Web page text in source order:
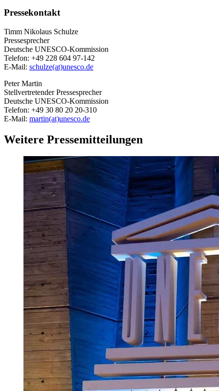
Pressekontakt
Timm Nikolaus Schulze
Pressesprecher
Deutsche UNESCO-Kommission
Telefon: +49 228 604 97-142
E-Mail: schulze(at)unesco.de
Peter Martin
Stellvertretender Pressesprecher
Deutsche UNESCO-Kommission
Telefon: +49 30 80 20 20-310
E-Mail: martin(at)unesco.de
Weitere Pressemitteilungen